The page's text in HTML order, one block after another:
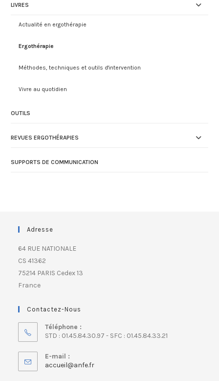
LIVRES
Actualité en ergothérapie
Ergothérapie
Méthodes, techniques et outils d'intervention
Vivre au quotidien
OUTILS
REVUES ERGOTHÉRAPIES
SUPPORTS DE COMMUNICATION
Adresse
64 RUE NATIONALE
CS 41362
75214 PARIS Cedex 13
France
Contactez-Nous
Téléphone :
STD : 01.45.84.30.97 - SFC : 01.45.84.33.21
E-mail :
accueil@anfe.fr